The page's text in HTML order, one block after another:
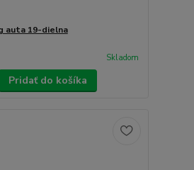
auta 19-dielna
Skladom
Pridať do košíka